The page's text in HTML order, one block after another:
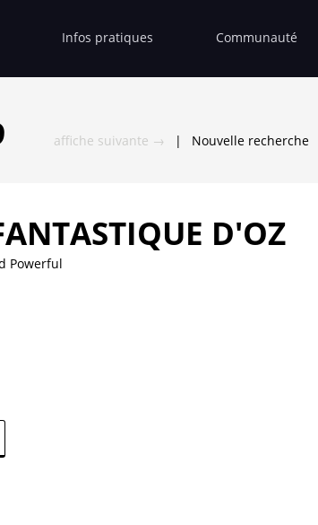
Infos pratiques
Affiche
Etat
Promotions
Contact
FAQ
Communauté
Collectionneur
Vendu
Thématiques
Partenaires
Vendre
affiche suivante → | Nouvelle recherche
D'OZ
Powerful